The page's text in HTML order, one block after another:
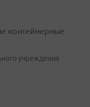
контейнерные
учреждения